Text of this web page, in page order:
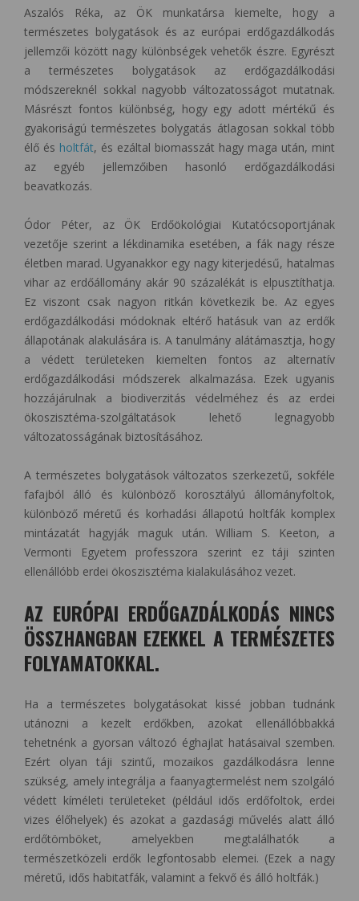
Aszalós Réka, az ÖK munkatársa kiemelte, hogy a
természetes bolygatások és az európai erdőgazdálkodás
jellemzői között nagy különbségek vehetők észre. Egyrészt
a természetes bolygatások az erdőgazdálkodási
módszereknél sokkal nagyobb változatosságot mutatnak.
Másrészt fontos különbség, hogy egy adott mértékű és
gyakoriságú természetes bolygatás átlagosan sokkal több
élő és holtfát, és ezáltal biomasszát hagy maga után, mint
az egyéb jellemzőiben hasonló erdőgazdálkodási
beavatkozás.
Ódor Péter, az ÖK Erdőökológiai Kutatócsoportjának
vezetője szerint a lékdinamika esetében, a fák nagy része
életben marad. Ugyanakkor egy nagy kiterjedésű, hatalmas
vihar az erdőállomány akár 90 százalékát is elpusztíthatja.
Ez viszont csak nagyon ritkán következik be. Az egyes
erdőgazdálkodási módoknak eltérő hatásuk van az erdők
állapotának alakulására is. A tanulmány alátámasztja, hogy
a védett területeken kiemelten fontos az alternatív
erdőgazdálkodási módszerek alkalmazása. Ezek ugyanis
hozzájárulnak a biodiverzitás védelméhez és az erdei
ökoszisztéma-szolgáltatások lehető legnagyobb
változatosságának biztosításához.
A természetes bolygatások változatos szerkezetű, sokféle
fafajból álló és különböző korosztályú állományfoltok,
különböző méretű és korhadási állapotú holtfák komplex
mintázatát hagyják maguk után. William S. Keeton, a
Vermonti Egyetem professzora szerint ez táji szinten
ellenállóbb erdei ökoszisztéma kialakulásához vezet.
AZ EURÓPAI ERDŐGAZDÁLKODÁS NINCS
ÖSSZHANGBAN EZEKKEL A TERMÉSZETES
FOLYAMATOKKAL.
Ha a természetes bolygatásokat kissé jobban tudnánk
utánozni a kezelt erdőkben, azokat ellenállóbbakká
tehetnénk a gyorsan változó éghajlat hatásaival szemben.
Ezért olyan táji szintű, mozaikos gazdálkodásra lenne
szükség, amely integrálja a faanyagtermelést nem szolgáló
védett kíméleti területeket (például idős erdőfoltok, erdei
vizes élőhelyek) és azokat a gazdasági művelés alatt álló
erdőtömböket, amelyekben megtalálhatók a
természetközeli erdők legfontosabb elemei. (Ezek a nagy
méretű, idős habitatfák, valamint a fekvő és álló holtfák.)